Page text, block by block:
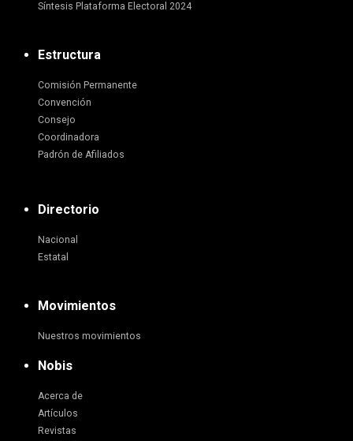
Síntesis Plataforma Electoral 2024
Estructura
Comisión Permanente
Convención
Consejo
Coordinadora
Padrón de Afiliados
Directorio
Nacional
Estatal
Movimientos
Nuestros movimientos
Nobis
Acerca de
Artículos
Revistas